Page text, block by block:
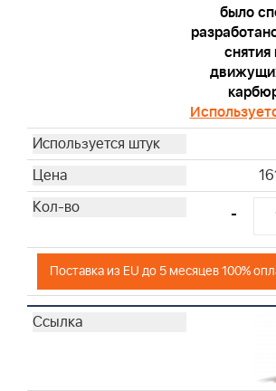
было
-
Поставка из EU до 5 месяцев 100%